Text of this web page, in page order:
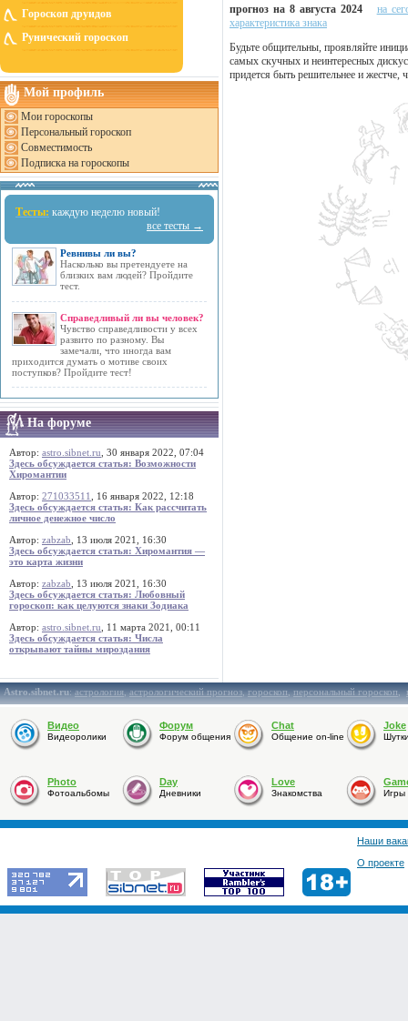
Гороскоп друидов
Рунический гороскоп
Мой профиль
Мои гороскопы
Персональный гороскоп
Совместимость
Подписка на гороскопы
Тесты: каждую неделю новый!
все тесты →
Ревнивы ли вы?
Насколько вы претендуете на
близких вам людей? Пройдите
тест.
Справедливый ли вы человек?
Чувство справедливости у всех
развито по разному. Вы
замечали, что иногда вам
приходится думать о мотиве своих
поступков? Пройдите тест!
На форуме
Автор: astro.sibnet.ru , 30 января 2022, 07:04
Здесь обсуждается статья: Возможности
Хиромантии
Автор: 271033511
, 16 января 2022, 12:18
Здесь обсуждается статья: Как рассчитать
личное денежное число
Автор: zabzab , 13 июля 2021, 16:30
Здесь обсуждается статья: Хиромантия —
это карта жизни
Автор: zabzab , 13 июля 2021, 16:30
Здесь обсуждается статья: Любовный
гороскоп: как целуются знаки Зодиака
Автор: astro.sibnet.ru , 11 марта 2021, 00:11
Здесь обсуждается статья: Числа
открывают тайны мироздания
прогноз на 8 августа 2024
на
характеристика знака
Будьте общительны, проявляйте
самых скучных и неинтересных
придется быть решительнее и жестче,
Astro.sibnet.ru:астрология,астрологический прогноз,гороскоп,персональный гороскоп,
Видео
Видеоролики
Форум
Форум общения
Chat
Общение on-line
Joke
Photo
Фотоальбомы
Day
Дневники
Love
Знакомства Игры
Наши
О проекте